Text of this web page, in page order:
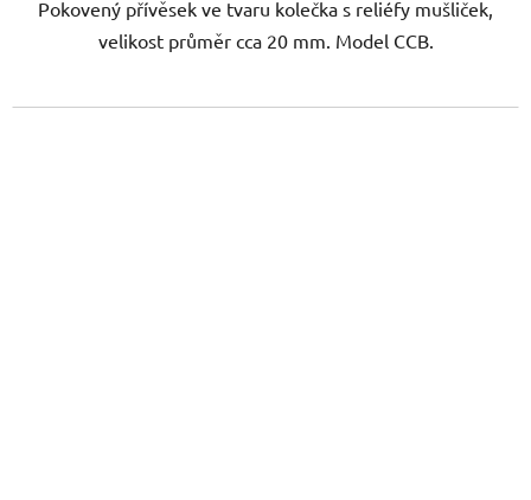
Pokovený přívěsek ve tvaru kolečka s reliéfy mušliček,
velikost průměr cca 20 mm. Model CCB.